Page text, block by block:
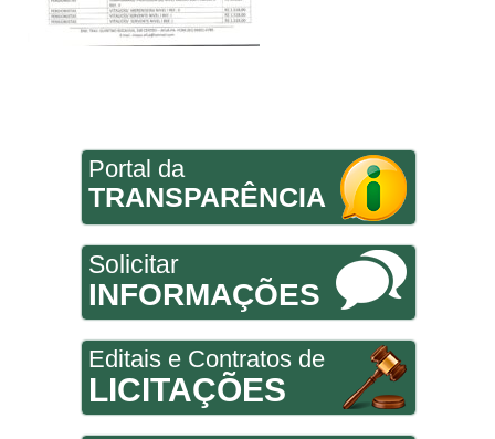
Portal da
TRANSPARÊNCIA
Solicitar
INFORMAÇÕES
Editais e Contratos de
LICITAÇÕES